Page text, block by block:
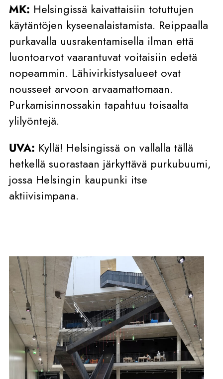
MK: Helsingissä kaivattaisiin totuttujen
käytäntöjen kyseenalaistamista. Reippaalla
purkavalla uusrakentamisella ilman että
luontoarvot vaarantuvat voitaisiin edetä
nopeammin. Lähivirkistysalueet ovat
nousseet arvoon arvaamattomaan.
Purkamisinnossakin tapahtuu toisaalta
ylilyöntejä.
UVA: Kyllä! Helsingissä on vallalla tällä
hetkellä suorastaan järkyttävä purkubuumi,
jossa Helsingin kaupunki itse
aktiivisimpana.